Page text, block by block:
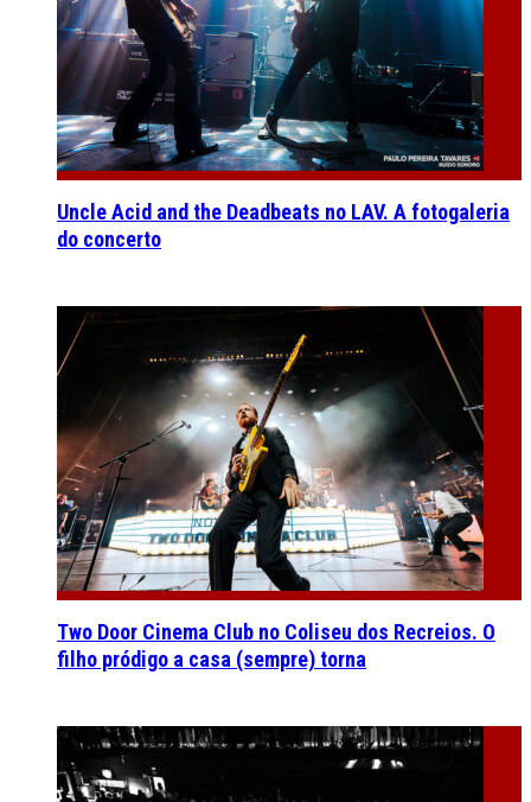
Uncle Acid and the Deadbeats no LAV. A fotogaleria
do concerto
Two Door Cinema Club no Coliseu dos Recreios. O
filho pródigo a casa (sempre) torna